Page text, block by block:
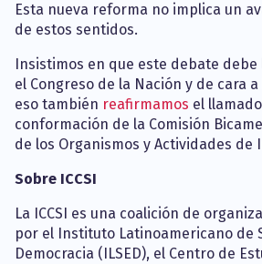
Esta nueva reforma no implica un
de estos sentidos.
Insistimos en que este debate debe
el Congreso de la Nación y de cara
eso también reafirmamos el
conformación de la Comisión
de los Organismos y Actividades de
Sobre ICCSI
La ICCSI es una coalición de
por el Instituto Latinoamericano de
Democracia (ILSED), el Centro de